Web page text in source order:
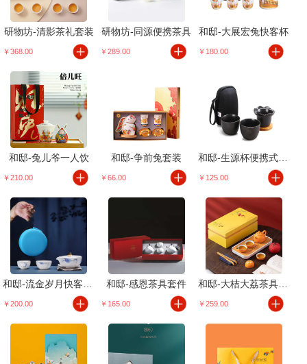
研物坊-清影茶礼套装
￥368.00
研物坊-同源便携茶具
￥289.00
和邸-大展宏兔快客杯
￥180.00
和邸-兔儿爷一人饮
￥210.00
和邸-争前兔套装
￥66.00
和邸-生源杯便携式茶具套装
￥125.00
￥200.00
和邸-感恩茶具套件
￥165.00
和邸-大桔大荔茶具套装
￥259.00